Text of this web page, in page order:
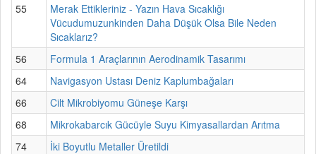
55
Merak Ettikleriniz - Yazın Hava Sıcaklığı
Vücudumuzunkinden Daha Düşük Olsa Bile Neden
Sıcaklarız?
56
Formula 1 Araçlarının Aerodinamik Tasarımı
64
Navigasyon Ustası Deniz Kaplumbağaları
66
Cilt Mikrobiyomu Güneşe Karşı
68
Mikrokabarcık Gücüyle Suyu Kimyasallardan Arıtma
74
İki Boyutlu Metaller Üretildi